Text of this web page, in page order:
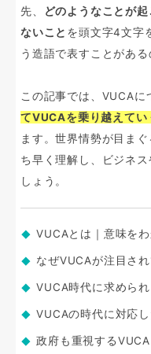
先、
どのようなことが
ないこと を頭文字4文字
う造語で表すことがある
この記事では、VUCAに
てVUCAを乗り越えて
ます。世界情勢が目ま
ち早く理解し、ビジネ
しょう。
VUCAとは｜意味を
なぜVUCAが注目さ
VUCA時代に求めら
VUCAの時代に対応
政府も重視するVUCA